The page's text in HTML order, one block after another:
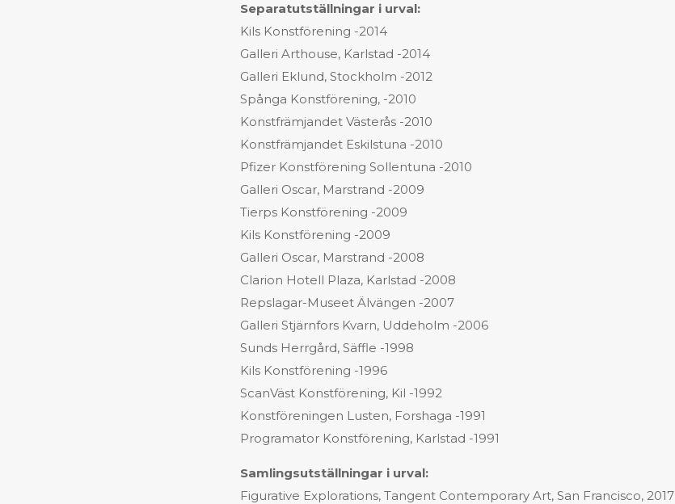
Separatutställningar i urval:
Kils Konstförening -2014
Galleri Arthouse, Karlstad -2014
Galleri Eklund, Stockholm -2012
Spånga Konstförening, -2010
Konstfrämjandet Västerås -2010
Konstfrämjandet Eskilstuna -2010
Pfizer Konstförening Sollentuna -2010
Galleri Oscar, Marstrand -2009
Tierps Konstförening -2009
Kils Konstförening -2009
Galleri Oscar, Marstrand -2008
Clarion Hotell Plaza, Karlstad -2008
Repslagar-Museet Älvängen -2007
Galleri Stjärnfors Kvarn, Uddeholm -2006
Sunds Herrgård, Säffle -1998
Kils Konstförening -1996
ScanVäst Konstförening, Kil -1992
Konstföreningen Lusten, Forshaga -1991
Programator Konstförening, Karlstad -1991
Samlingsutställningar i urval:
Figurative Explorations, Tangent Contemporary Art, San Francisco, 2017